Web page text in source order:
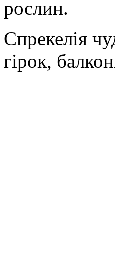
рослин.
Спрекелія
гірок,